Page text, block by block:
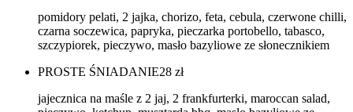
pomidory pelati, 2 jajka, chorizo, feta, cebula, czerwone chilli,
czarna soczewica, papryka, pieczarka portobello, tabasco,
szczypiorek, pieczywo, masło bazyliowe ze słonecznikiem
PROSTE ŚNIADANIE28 zł
jajecznica na maśle z 2 jaj, 2 frankfurterki, maroccan salad,